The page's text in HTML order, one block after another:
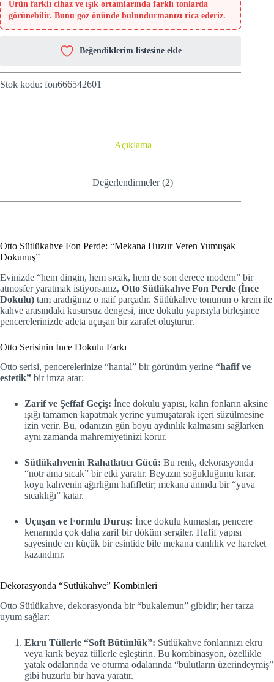
Ürün farklı cihaz ve ışık ortamlarında farklı tonlarda
görünebilir. Bunu göz önünde bulundurmanızı rica ederiz.
Beğendiklerim listesine ekle
Stok kodu: fon666542601
Açıklama
Değerlendirmeler (2)
Otto Sütlükahve Fon Perde: “Mekana Huzur Veren Yumuşak
Dokunuş”
Evinizde “hem dingin, hem sıcak, hem de son derece modern” bir
atmosfer yaratmak istiyorsanız, Otto Sütlükahve Fon Perde (İnce
Dokulu) tam aradığınız o naif parçadır. Sütlükahve tonunun o krem ile
kahve arasındaki kusursuz dengesi, ince dokulu yapısıyla birleşince
pencerelerinizde adeta uçuşan bir zarafet oluşturur.
Otto Serisinin İnce Dokulu Farkı
Otto serisi, pencerelerinize “hantal” bir görünüm yerine “hafif ve
estetik” bir imza atar:
Zarif ve Şeffaf Geçiş: İnce dokulu yapısı, kalın fonların aksine
ışığı tamamen kapatmak yerine yumuşatarak içeri süzülmesine
izin verir. Bu, odanızın gün boyu aydınlık kalmasını sağlarken
aynı zamanda mahremiyetinizi korur.
Sütlükahvenin Rahatlatıcı Gücü: Bu renk, dekorasyonda
“nötr ama sıcak” bir etki yaratır. Beyazın soğukluğunu kırar,
koyu kahvenin ağırlığını hafifletir; mekana anında bir “yuva
sıcaklığı” katar.
Uçuşan ve Formlu Duruş: İnce dokulu kumaşlar, pencere
kenarında çok daha zarif bir döküm sergiler. Hafif yapısı
sayesinde en küçük bir esintide bile mekana canlılık ve hareket
kazandırır.
Dekorasyonda “Sütlükahve” Kombinleri
Otto Sütlükahve, dekorasyonda bir “bukalemun” gibidir; her tarza
uyum sağlar:
Ekru Tüllerle “Soft Bütünlük”: Sütlükahve fonlarınızı ekru
veya kırık beyaz tüllerle eşleştirin. Bu kombinasyon, özellikle
yatak odalarında ve oturma odalarında “bulutların üzerindeymiş”
gibi huzurlu bir hava yaratır.